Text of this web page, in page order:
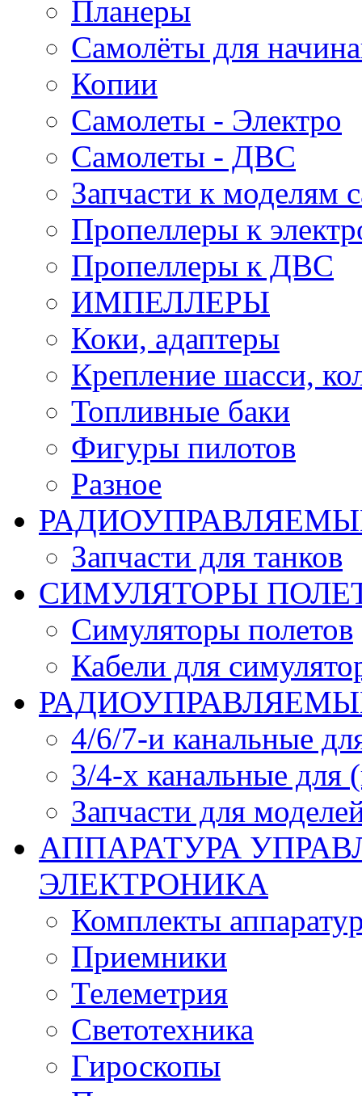
Планеры
Самолёты для
Копии
Самолеты - Электро
Самолеты - ДВС
Запчасти к моделям
Пропеллеры к
Пропеллеры к ДВС
ИМПЕЛЛЕРЫ
Коки, адаптеры
Крепление шасси,
Топливные баки
Фигуры пилотов
Разное
Запчасти для танков
СИМУЛЯТОРЫ
Симуляторы полетов
Кабели для
4/6/7-и канальные
3/4-х канальные
Запчасти для
АППАРАТУРА
ЭЛЕКТРОНИКА
Комплекты
Приемники
Телеметрия
Светотехника
Гироскопы